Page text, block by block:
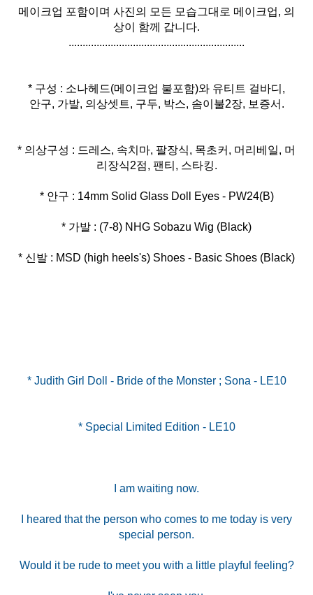
메이크업 포함이며 사진의 모든 모습그대로 메이크업, 의
상이 함께 갑니다.
...............................................................
* 구성 : 소나헤드(메이크업 불포함)와 유티트 걸바디,
안구, 가발, 의상셋트, 구두, 박스, 솜이불2장, 보증서.
* 의상구성 : 드레스, 속치마, 팔장식, 목초커, 머리베일, 머
* 안구 : 14mm Solid Glass Doll Eyes - PW24(B)
* 신발 : MSD (high heels's) Shoes - Basic Shoes (Black)
* Judith Girl Doll - Bride of the Monster ; Sona - LE10
* Special Limited Edition - LE10
I am waiting now.
I heared that the person who comes to me today is very
special person.
Would it be rude to meet you with a little playful feeling?